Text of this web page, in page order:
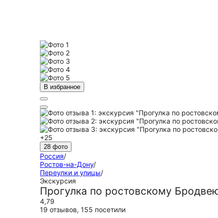
В избранное
+25
28 фото
Россия/
Ростов-на-Дону/
Переулки и улицы/
Экскурсия
Прогулка по ростовскому
4,79
19 отзывов, 155 посетили